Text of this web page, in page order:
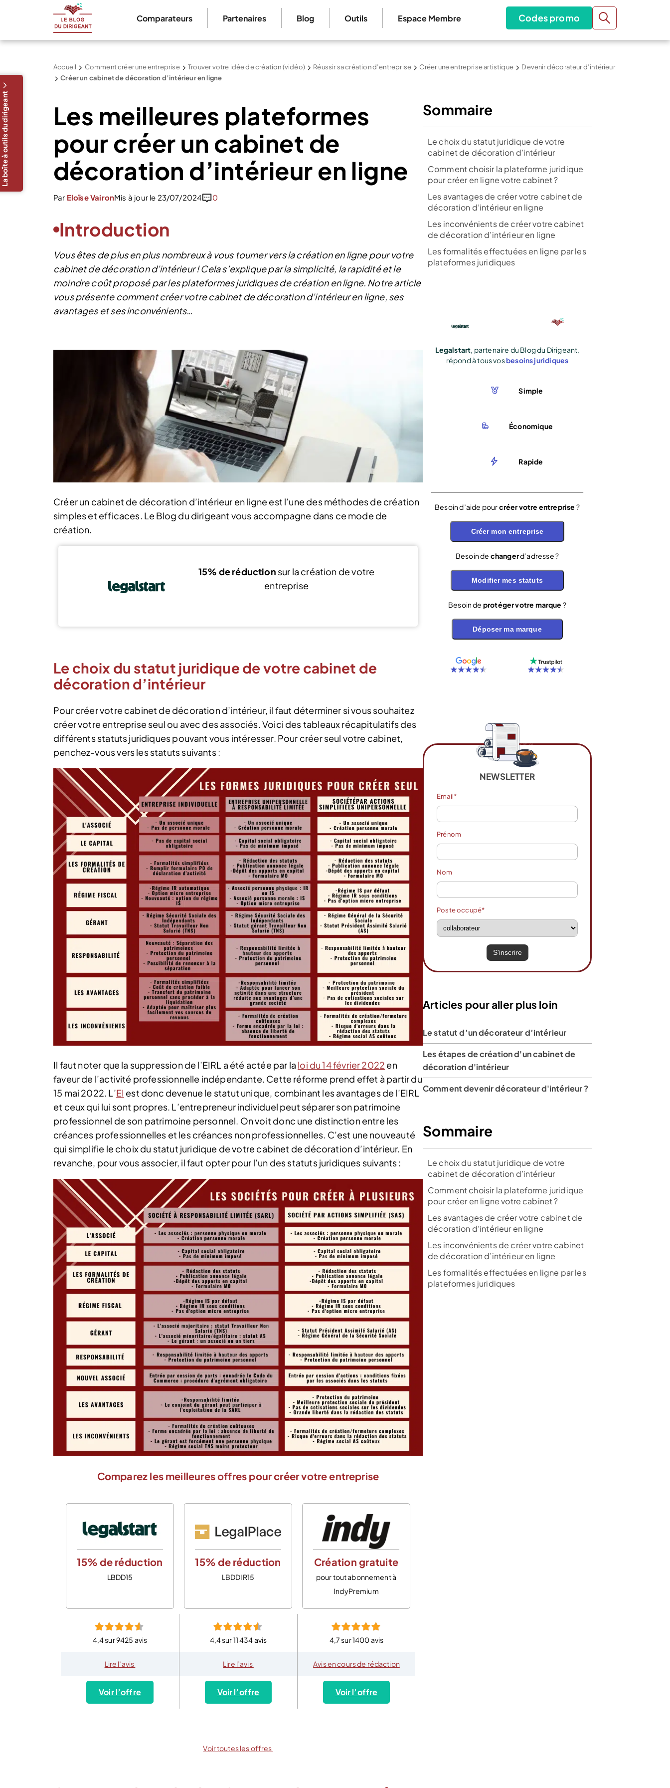
Comparateurs Partenaires Blog Outils Espace Membre Codes promo
Accueil Comment créer une entreprise Trouver votre idée de création (vidéo) Réussir sa création d’entreprise Créer une entreprise artistique
Devenir décorateur d’intérieur
Créer un cabinet de décoration d’intérieur en ligne
Les meilleures plateformes
pour créer un cabinet de
décoration d’intérieur en ligne
Par Eloïse VaironMis à jour le 23/07/2024 0
Introduction
Vous êtes de plus en plus nombreux à vous tourner vers la création en ligne pour votre
cabinet de décoration d’intérieur ! Cela s’explique par la simplicité, la rapidité et le
moindre coût proposé par les plateformes juridiques de création en ligne. Notre article
vous présente comment créer votre cabinet de décoration d’intérieur en ligne, ses
avantages et ses inconvénients…
La boîte à outils du dirigeant
Créer un cabinet de décoration d’intérieur en ligne est l’une des méthodes de création
simples et efficaces. Le Blog du dirigeant vous accompagne dans ce mode de
création.
15% de réduction sur la création de votre
entreprise
Le choix du statut juridique de votre cabinet de
décoration d’intérieur
Pour créer votre cabinet de décoration d’intérieur, il faut déterminer si vous souhaitez
créer votre entreprise seul ou avec des associés. Voici des tableaux récapitulatifs des
différents statuts juridiques pouvant vous intéresser. Pour créer seul votre cabinet,
penchez-vous vers les statuts suivants :
Il faut noter que la suppression de l’EIRL a été actée par la loi du 14 février 2022 en
faveur de l’activité professionnelle indépendante. Cette réforme prend effet à partir du
15 mai 2022. L’EI est donc devenue le statut unique, combinant les avantages de l’EIRL
et ceux qui lui sont propres. L’entrepreneur individuel peut séparer son patrimoine
professionnel de son patrimoine personnel. On voit donc une distinction entre les
créances professionnelles et les créances non professionnelles. C’est une nouveauté
qui simplifie le choix du statut juridique de votre cabinet de décoration d’intérieur. En
revanche, pour vous associer, il faut opter pour l’un des statuts juridiques suivants :
Comparez les meilleures offres pour créer votre entreprise
15% de réduction
LBDD15
4,4 sur 9425 avis
Lire l’avis
Voir l’offre
15% de réduction
LBDDIR15
4,4 sur 11 434 avis
Lire l’avis
Voir l’offre
Création gratuite
pour tout abonnement à
IndyPremium
4,7 sur 1400 avis
Avis en cours de rédaction
Voir l’offre
Voir toutes les offres
Sommaire
Le choix du statut juridique de votre
cabinet de décoration d’intérieur
Comment choisir la plateforme juridique
pour créer en ligne votre cabinet ?
Les avantages de créer votre cabinet de
décoration d’intérieur en ligne
Les inconvénients de créer votre cabinet
de décoration d’intérieur en ligne
Les formalités effectuées en ligne par les
plateformes juridiques
Legalstart, partenaire du Blog du Dirigeant,
répond à tous vosbesoins juridiques
Simple
Économique
Rapide
Besoin d’aide pourcréer votre entreprise ?
Créer mon entreprise
Besoin de changerd’adresse ?
Modifier mes statuts
Besoin de protéger votre marque ?
Déposer ma marque
NEWSLETTER
Email*
Prénom
Nom
Poste occupé*
Articles pour aller plus loin
Le statut d’un décorateur d’intérieur
Les étapes de création d'un cabinet de
décoration d'intérieur
Comment devenir décorateur d'intérieur ?
Sommaire
Le choix du statut juridique de votre
cabinet de décoration d’intérieur
Comment choisir la plateforme juridique
pour créer en ligne votre cabinet ?
Les avantages de créer votre cabinet de
décoration d’intérieur en ligne
Les inconvénients de créer votre cabinet
de décoration d’intérieur en ligne
Les formalités effectuées en ligne par les
plateformes juridiques